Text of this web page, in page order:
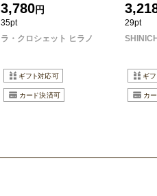
3,780円
35pt
ラ・クロシェット ヒラノ
29pt